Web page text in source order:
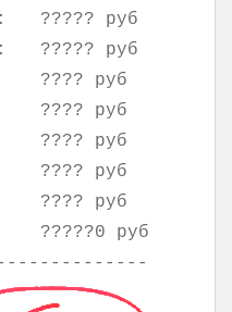
????? руб
????? руб
???? руб
???? руб
???? руб
???? руб
???? руб
?????0 руб